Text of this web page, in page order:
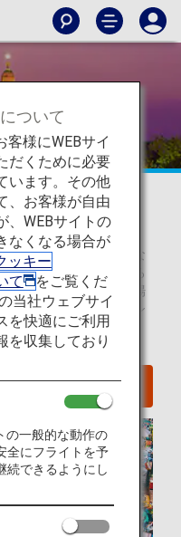
ケットや中心街の喧噪な
です。街のいたるところ
から、エキゾチックな場
世界的に有名なフードシ
を探す
ついて
客様にWEBサイ
だくために必要
います。その他
、お客様が自由
、WEBサイトの
なくなる場合が
ッキー
て
をご覧くだ
当社ウェブサイ
を快適にご利用
を収集しており
の一般的な動作の
全にフライトを予
続できるようにし